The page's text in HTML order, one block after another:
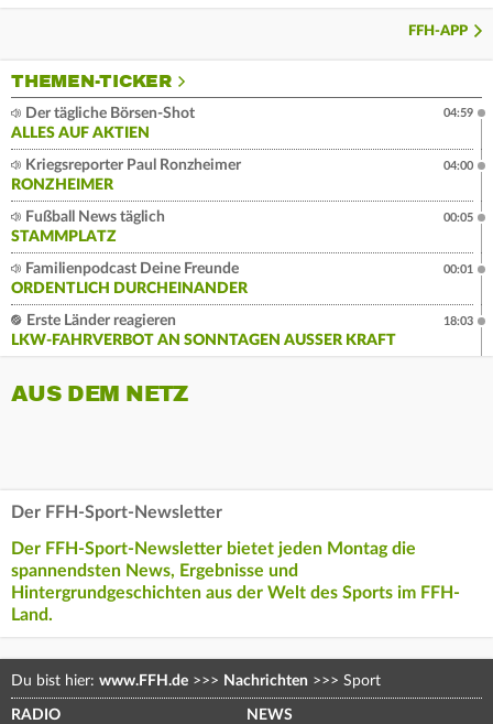
FFH-APP
THEMEN-TICKER
Der tägliche Börsen-Shot
ALLES AUF AKTIEN
04:59
Kriegsreporter Paul Ronzheimer
RONZHEIMER
04:00
Fußball News täglich
STAMMPLATZ
00:05
Familienpodcast Deine Freunde
ORDENTLICH DURCHEINANDER
00:01
Erste Länder reagieren
LKW-FAHRVERBOT AN SONNTAGEN AUSSER KRAFT
18:03
AUS DEM NETZ
Der FFH-Sport-Newsletter
Der FFH-Sport-Newsletter bietet jeden Montag die
spannendsten News, Ergebnisse und
Hintergrundgeschichten aus der Welt des Sports im FFH-
Land.
Du bist hier: www.FFH.de >>> Nachrichten >>> Sport
RADIO NEWS